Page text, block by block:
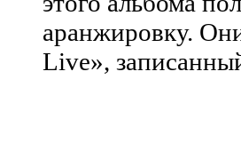
аранжировку.
Live»,